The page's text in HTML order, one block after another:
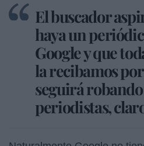
El buscador
haya un
Google y que
la recibamos
seguirá
periodistas,